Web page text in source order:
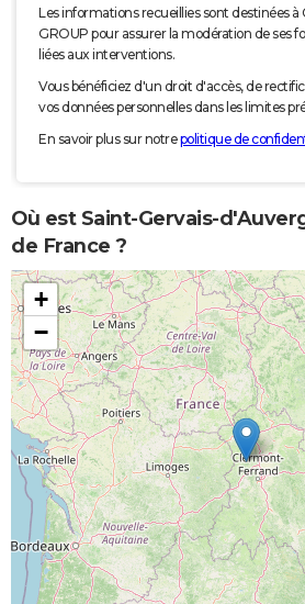
Les informations recueillies sont destinées à
GROUP pour assurer la modération de ses
liées aux interventions.
Vous bénéficiez d'un droit d'accès, de
vos données personnelles dans les limites
En savoir plus sur notrepolitique de
Où est Saint-Gervais-
de France ?
+
−